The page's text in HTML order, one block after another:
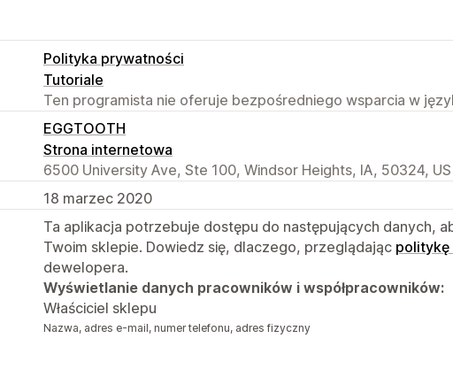
Polityka prywatności
Tutoriale
Ten programista nie oferuje bezpośredniego wsparcia w
EGGTOOTH
Strona internetowa
6500 University Ave, Ste 100, Windsor Heights, IA, 50324, US
18 marzec 2020
Ta aplikacja potrzebuje dostępu do następujących danych,
Twoim sklepie. Dowiedz się, dlaczego, przeglądając politykę
dewelopera.
Wyświetlanie danych pracowników i współpracowników:
Właściciel sklepu
Nazwa, adres e-mail, numer telefonu, adres fizyczny